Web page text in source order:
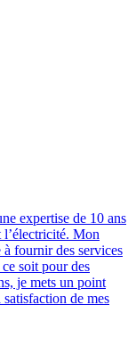
expertise de 10 ans
l’électricité. Mon
fournir des services
soit pour des
je mets un point
de mes